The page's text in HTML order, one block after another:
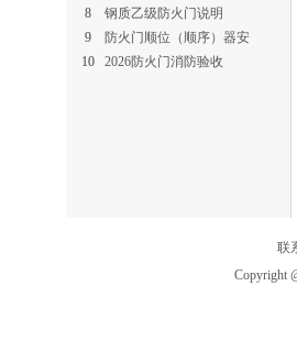
8
钢质乙级防火门说明
9
防火门顺位（顺序）器安
10
2026防火门消防验收
联
Copyright